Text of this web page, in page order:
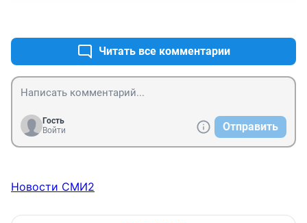
Читать все комментарии
Гость
Войти
Отправить
Новости СМИ2